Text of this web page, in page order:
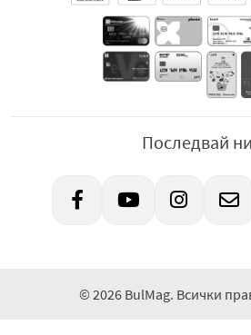
Последвай
© 2026 BulMag. Всички